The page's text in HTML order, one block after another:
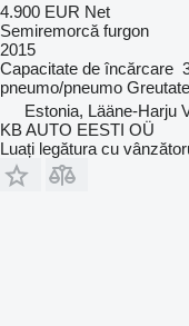
4.900 EUR Net
Semiremorcă furgon
2015
Capacitate de încărcare
pneumo/pneumo
Estonia, Lääne-Harju
KB AUTO EESTI OÜ
Luați legătura cu